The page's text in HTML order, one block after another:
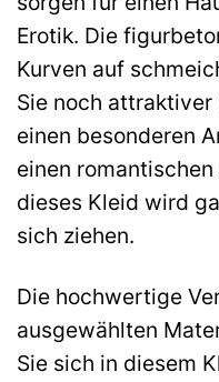
Erotik. Die
Kurven auf
Sie noch
einen besonderen
einen
dieses Kleid wird
sich ziehen.
Die hochwertige
ausgewählten
Sie sich in diesem